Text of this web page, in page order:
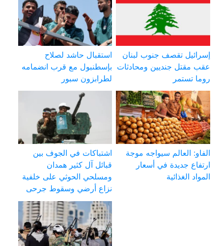
إسرائيل تقصف جنوب لبنان
عقب مقتل جنديين ومحادثات
روما تستمر
استقبال حاشد لصلاح
بإسطنبول مع قرب انضمامه
لطرابزون سبور
الفاو: العالم سيواجه موجة
ارتفاع جديدة في أسعار
المواد الغذائية
اشتباكات في الجوف بين
قبائل آل كثير همدان
ومسلحي الحوثي على خلفية
نزاع أرضي وسقوط جرحى